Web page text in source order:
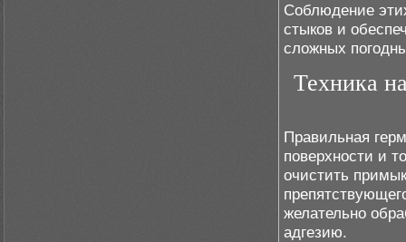
Соблюдение
стыков и
сложных
Техника
Правильная
поверхности и
очистить
желательно
адгезию.